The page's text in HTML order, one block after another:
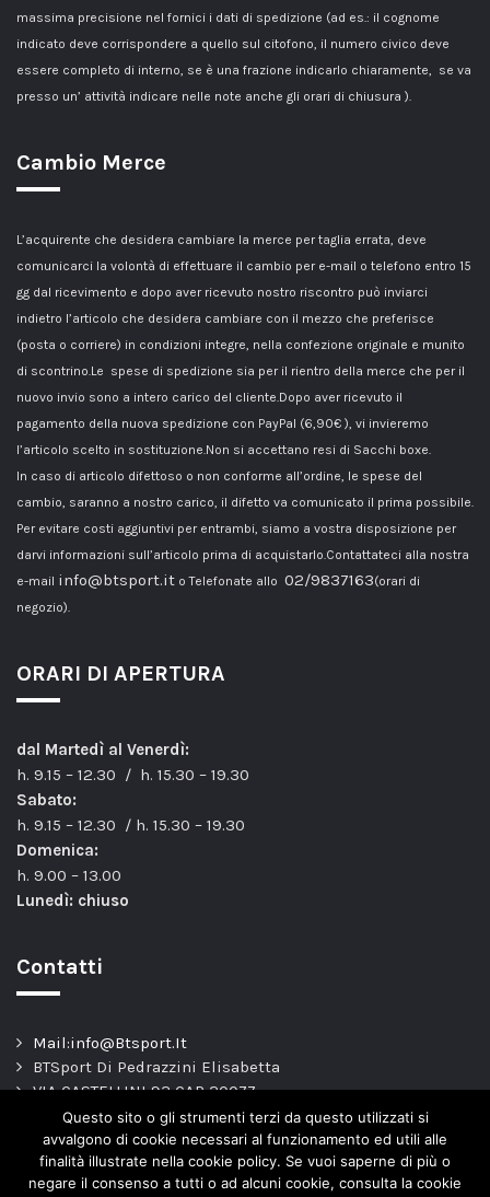
massima precisione nel fornici i dati di spedizione (ad es.: il cognome
indicato deve corrispondere a quello sul citofono, il numero civico deve
essere completo di interno, se è una frazione indicarlo chiaramente, se va
presso un’ attività indicare nelle note anche gli orari di chiusura ).
Cambio Merce
L’acquirente che desidera cambiare la merce per taglia errata, deve
comunicarci la volontà di effettuare il cambio per e-mail o telefono entro 15
gg dal ricevimento e dopo aver ricevuto nostro riscontro può inviarci
indietro l’articolo che desidera cambiare con il mezzo che preferisce
(posta o corriere) in condizioni integre, nella confezione originale e munito
di scontrino.Le spese di spedizione sia per il rientro della merce che per il
nuovo invio sono a intero carico del cliente.Dopo aver ricevuto il
pagamento della nuova spedizione con PayPal (6,90€ ), vi invieremo
l’articolo scelto in sostituzione.Non si accettano resi di Sacchi boxe.
In caso di articolo difettoso o non conforme all’ordine, le spese del
cambio, saranno a nostro carico, il difetto va comunicato il prima possibile.
Per evitare costi aggiuntivi per entrambi, siamo a vostra disposizione per
darvi informazioni sull’articolo prima di acquistarlo.Contattateci alla nostra
e-mail info@btsport.it o Telefonate allo 02/9837163(orari di
negozio).
ORARI DI APERTURA
dal Martedì al Venerdì:
h. 9.15 – 12.30 / h. 15.30 – 19.30
Sabato:
h. 9.15 – 12.30 / h. 15.30 – 19.30
Domenica:
h. 9.00 – 13.00
Lunedì: chiuso
Contatti
Mail:info@Btsport.It
BTSport Di Pedrazzini Elisabetta
VIA CASTELLINI 93 CAP 20077
Melegnano – MI –
TEL: 02.9837163
P.Iva. 04443820966
Questo sito o gli strumenti terzi da questo utilizzati si
avvalgono di cookie necessari al funzionamento ed utili alle
finalità illustrate nella cookie policy. Se vuoi saperne di più o
negare il consenso a tutti o ad alcuni cookie, consulta la cookie